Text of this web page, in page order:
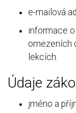
e-mailová
informace
omezeních
lekcích.
Údaje
jméno a